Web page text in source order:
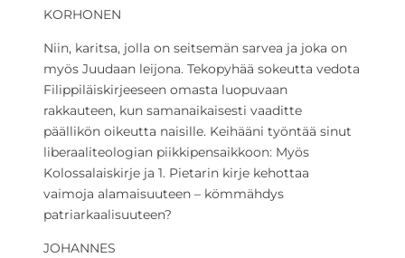
KORHONEN
Niin, karitsa, jolla on seitsemän sarvea ja joka on
myös Juudaan leijona. Tekopyhää sokeutta vedota
Filippiläiskirjeeseen omasta luopuvaan
rakkauteen, kun samanaikaisesti vaaditte
päällikön oikeutta naisille. Keihääni työntää sinut
liberaaliteologian piikkipensaikkoon: Myös
Kolossalaiskirje ja 1. Pietarin kirje kehottaa
vaimoja alamaisuuteen – kömmähdys
patriarkaalisuuteen?
JOHANNES